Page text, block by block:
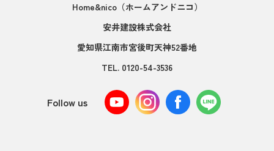
Home&nico（ホームアンドニコ）
安井建設株式会社
愛知県江南市宮後町天神52番地
TEL. 0120-54-3536
Follow us